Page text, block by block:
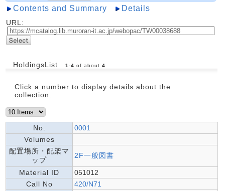
Contents and Summary Details
URL:
HoldingsList 1-4 of about 4
Click a number to display details about the
collection.
No.
0001
Volumes
配置場所・配架マ
ップ
2F一般図書
Material ID
051012
Call No
420/N71